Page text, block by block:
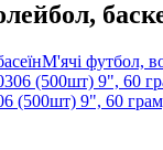
М'ячі футбол,
(500шт) 9", 60